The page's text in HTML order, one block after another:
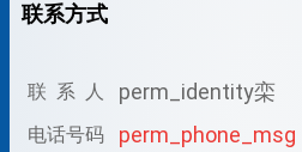
联系方式
联 系 人 perm_identity栾
电话号码 perm_phone_msg